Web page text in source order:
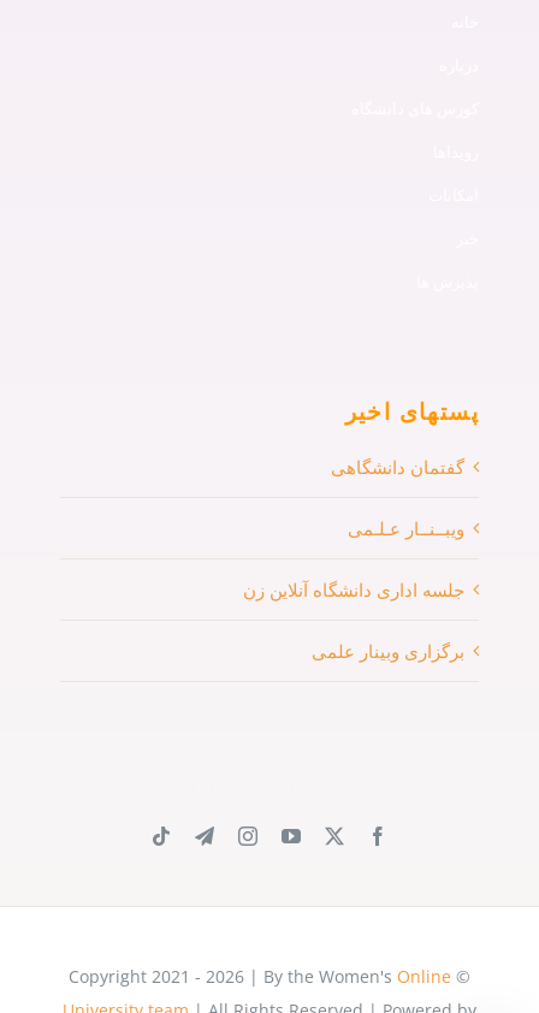
پستهای اخیر
گفتمان دانشگاهی
ویبــنــار عـلـمی
جلسه اداری دانشگاه آنلاین زن
برگزاری وبینار علمی
© Copyright 2021 - 2026 | By the Women's
Online